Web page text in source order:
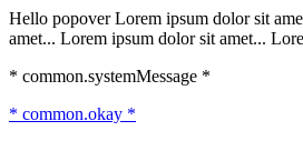
Hello popover Lorem ipsum dolor sit
amet... Lorem ipsum dolor sit amet...
* common.systemMessage *
* common.okay *